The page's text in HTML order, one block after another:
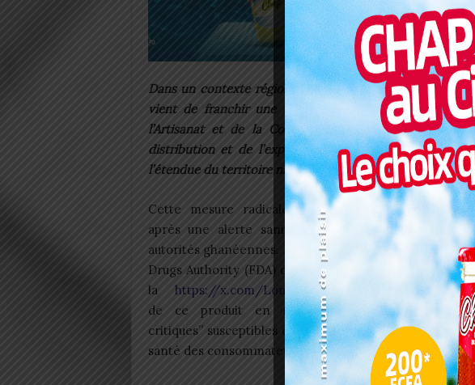
Dans un contexte régional où la sécurité alimentaire
vient de franchir une étape décisive. Ce 6 août
l’Artisanat et de la Consommation locale a
distribution et de l’exposition du produit “Tasty Tom
l’étendue du territoire national.
Cette mesure radicale survient au Togo
après une alerte sanitaire émise par les
autorités ghanéennes. En effet, la Food and
Drugs Authority (FDA) du Ghana a suspendu
la https://x.com/Lome_Graph
de ce produit en raison de “défauts
critiques” susceptibles de mettre en péril la
santé des consommateurs.